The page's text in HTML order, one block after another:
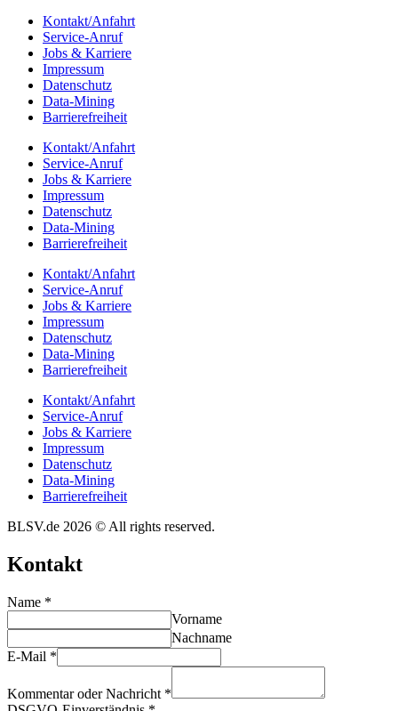
Kontakt/​​Anfahrt
Service-Anruf
Jobs & Karriere
Impres­sum
Daten­schutz
Data-Mining
Barrie­re­frei­heit
Kontakt/​​Anfahrt
Service-Anruf
Jobs & Karriere
Impres­sum
Daten­schutz
Data-Mining
Barrie­re­frei­heit
Kontakt/​​Anfahrt
Service-Anruf
Jobs & Karriere
Impres­sum
Daten­schutz
Data-Mining
Barrie­re­frei­heit
Kontakt/​​Anfahrt
Service-Anruf
Jobs & Karriere
Impres­sum
Daten­schutz
Data-Mining
Barrie­re­frei­heit
BLSV.de 2026 © All rights reserved.
Kontakt
Name *
Vorname
Nachname
E-Mail *
Kommentar oder Nachricht *